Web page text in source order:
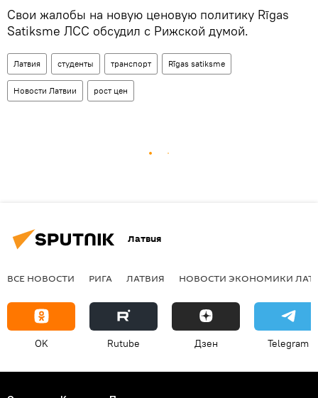
Свои жалобы на новую ценовую политику Rīgas
Satiksme ЛСС обсудил с Рижской думой.
Латвия студенты транспорт Rīgas satiksme
Новости Латвии рост цен
Латвия
ВСЕ НОВОСТИ РИГА ЛАТВИЯ НОВОСТИ ЭКОНОМИКИ
OK Rutube Дзен Telegram